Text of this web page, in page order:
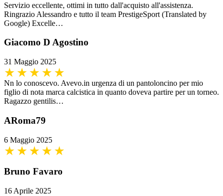
Servizio eccellente, ottimi in tutto dall'acquisto all'assistenza.
Ringrazio Alessandro e tutto il team PrestigeSport (Translated by
Google) Excelle…
Giacomo D Agostino
31 Maggio 2025
Nn lo conoscevo. Avevo.in urgenza di un pantoloncino per mio
figlio di nota marca calcistica in quanto doveva partire per un torneo.
Ragazzo gentilis…
ARoma79
6 Maggio 2025
Bruno Favaro
16 Aprile 2025